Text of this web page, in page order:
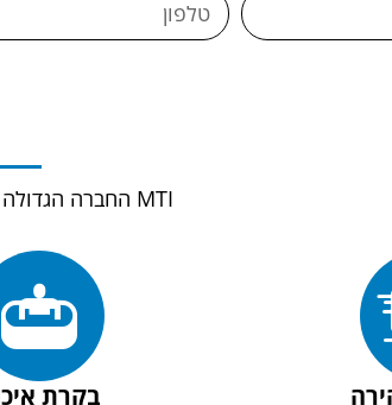
MTI החברה הגדולה והוותיקה בישראל מספקת לכם שירות ואיכות ללא פשרות
בקרת